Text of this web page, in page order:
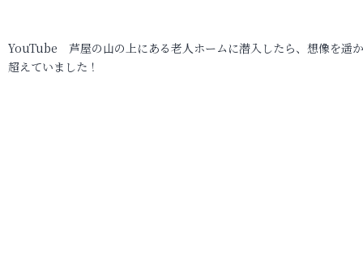
YouTube 芦屋の山の上にある老人ホームに潜入したら、想像を遥
超えていました！